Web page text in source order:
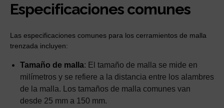
Especificaciones comunes
Las especificaciones comunes para los cerramientos de malla
trenzada incluyen:
Tamaño de malla: El tamaño de malla se mide en
milímetros y se refiere a la distancia entre los alambres
de la malla. Los tamaños de malla comunes van
desde 25 mm a 150 mm.